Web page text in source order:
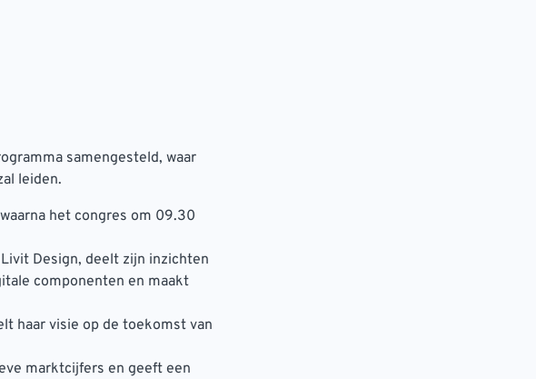
samengesteld, waar
leiden.
het congres om 09.30
Design, deelt zijn inzichten
componenten en maakt
haar visie op de toekomst van
marktcijfers en geeft een